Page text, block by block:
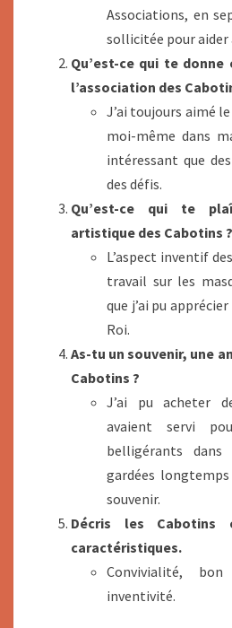
Associations, en
sollicitée pour aider
Qu’est-ce qui te
l’association des
J’ai toujours aimé
moi-même dans
intéressant que
des défis.
Qu’est-ce qui te
artistique des Cabotins ?
L’aspect inventif
travail sur les
que j’ai pu
Roi.
As-tu un souvenir, une
Cabotins ?
J’ai pu acheter
avaient servi
belligérants
gardées
souvenir.
Décris les Cabotins
caractéristiques.
Convivialité,
inventivité.